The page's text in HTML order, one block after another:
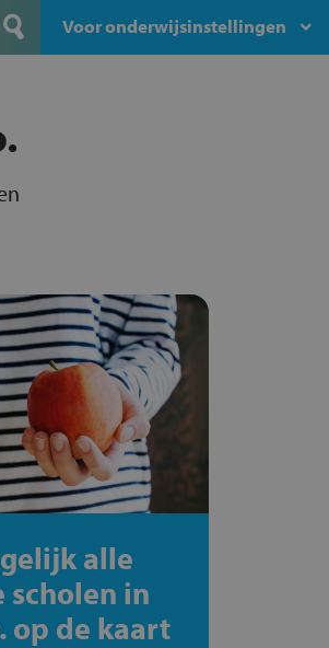
Voor onderwijsinstellingen
alle
in
op de kaart